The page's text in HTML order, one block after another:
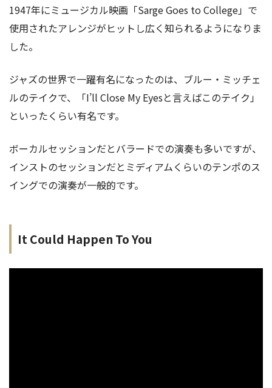
1947年にミュージカル映画「Sarge Goes to College」で
使用されたアレンジがヒットし広く知られるようになりま
した。
ジャズの世界で一躍有名になったのは、ブルー・ミッチェ
ルのテイクで、「I’ll Close My Eyesと言えばこのテイク」
といったくらい有名です。
ボーカルセッションだとバラードでの演奏も多いですが、
インストのセッションだとミディアムくらいのテンポのス
イングでの演奏が一般的です。
It Could Happen To You